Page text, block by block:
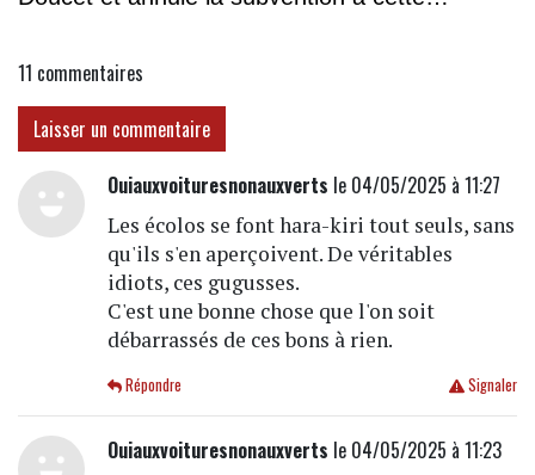
11 commentaires
Laisser un commentaire
Ouiauxvoituresnonauxverts le 04/05/2025 à 11:27
Les écolos se font hara-kiri tout seuls, sans
qu'ils s'en aperçoivent. De véritables
idiots, ces gugusses.
C'est une bonne chose que l'on soit
débarrassés de ces bons à rien.
Signaler
Répondre
Ouiauxvoituresnonauxverts le 04/05/2025 à 11:23